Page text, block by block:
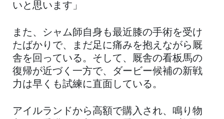
いと思います」
また、シャム師自身も最近膝の手術を受け
たばかりで、まだ足に痛みを抱えながら厩
舎を回っている。そして、厩舎の看板馬の
復帰が近づく一方で、ダービー候補の新戦
力は早くも試練に直面している。
アイルランドから高額で購入され、鳴り物